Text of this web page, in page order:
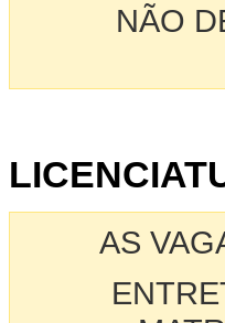
NÃO
AS